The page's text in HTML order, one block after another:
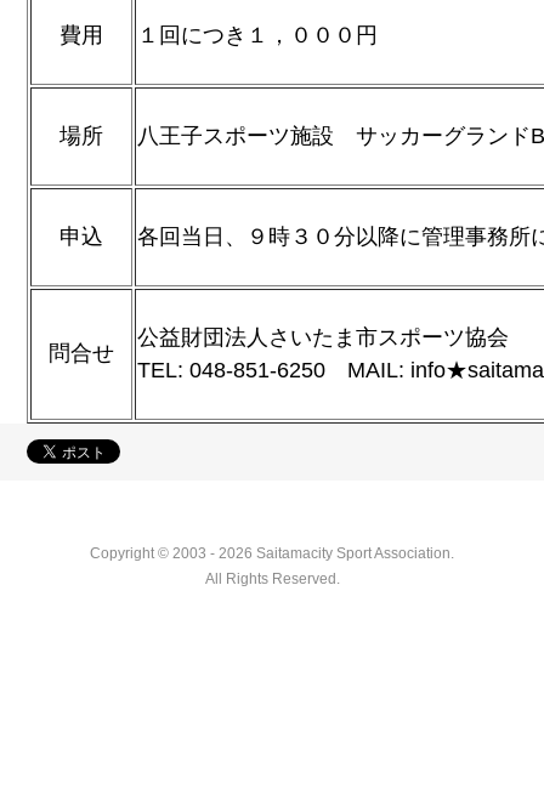
費用 １回につき１，０００円
場所 八王子スポーツ施設 サッカーグランド
申込 各回当日、９時３０分以降に管理事務
問合せ
公益財団法人さいたま市スポーツ協会
TEL: 048-851-6250 MAIL:
Copyright © 2003 - 2026 Saitamacity Sport Association.
All Rights Reserved.